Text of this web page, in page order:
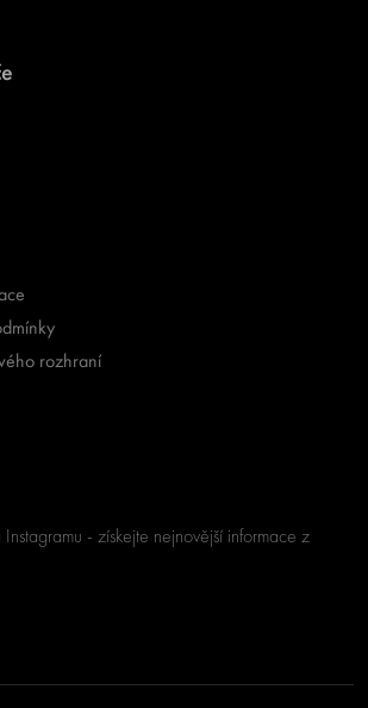
rozhraní
- získejte nejnovější informace z